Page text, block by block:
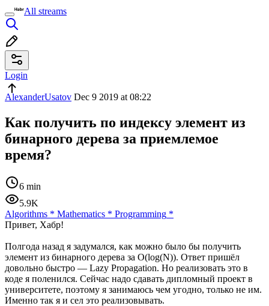
All streams
Login
AlexanderUsatov Dec 9 2019 at 08:22
Как получить по индексу элемент из
бинарного дерева за приемлемое
время?
6 min
5.9K
Algorithms * Mathematics * Programming *
Привет, Хабр!
Полгода назад я задумался, как можно было бы получить
элемент из бинарного дерева за O(log(N)). Ответ пришёл
довольно быстро — Lazy Propagation. Но реализовать это в
коде я поленился. Сейчас надо сдавать дипломный проект в
университете, поэтому я занимаюсь чем угодно, только не им.
Именно так я и сел это реализовывать.